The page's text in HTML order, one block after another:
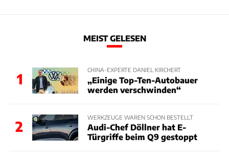
MEIST GELESEN
1
CHINA-EXPERTE DANIEL KIRCHERT
„Einige Top-Ten-Autobauer
werden verschwinden“
2
WERKZEUGE WAREN SCHON BESTELLT
Audi-Chef Döllner hat E-
Türgriffe beim Q9 gestoppt